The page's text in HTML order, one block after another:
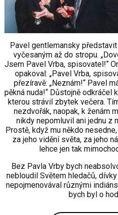
Pavel gentlemansky
vyčesaným až do stropu.
Jsem Pavel Vrba, spisovatel!“
opakoval: „Pavel Vrba,
přezíravě: „Neznám!“ Pavel
pěkná nuda!“ Důstojně odkráčel
kterou strávil zbytek večera.
nezdvořák, naopak, k ženám
nikdy nepomluvil ani jednu z
Prostě, když mu někdo
za jeho vidění světa, za jeho
lehce jen tak
Bez Pavla Vrby bych
nebloudil Světem hledačů,
nepojmenovával různými
bych byl o